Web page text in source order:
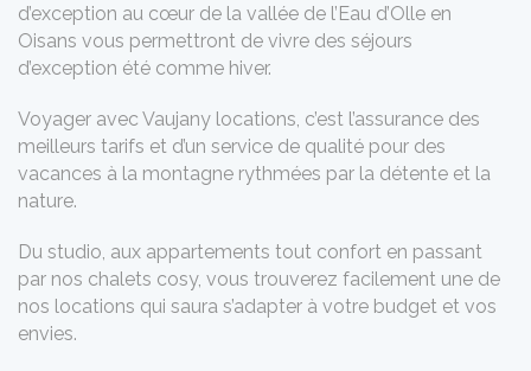
d’exception au cœur de la vallée de l’Eau d’Olle en
Oisans vous permettront de vivre des séjours
d’exception été comme hiver.
Voyager avec Vaujany locations, c’est l’assurance des
meilleurs tarifs et d’un service de qualité pour des
vacances à la montagne rythmées par la détente et la
nature.
Du studio, aux appartements tout confort en passant
par nos chalets cosy, vous trouverez facilement une de
nos locations qui saura s’adapter à votre budget et vos
envies.